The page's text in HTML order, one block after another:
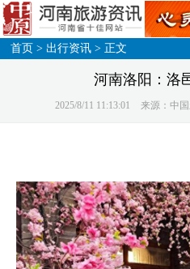
首页 >出行资讯 > 正文
河南洛阳：洛
2025/8/11 11:13:01 来源：中